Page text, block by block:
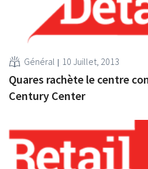
Général 10 Juillet, 2013
Quares rachète le centre
Century Center